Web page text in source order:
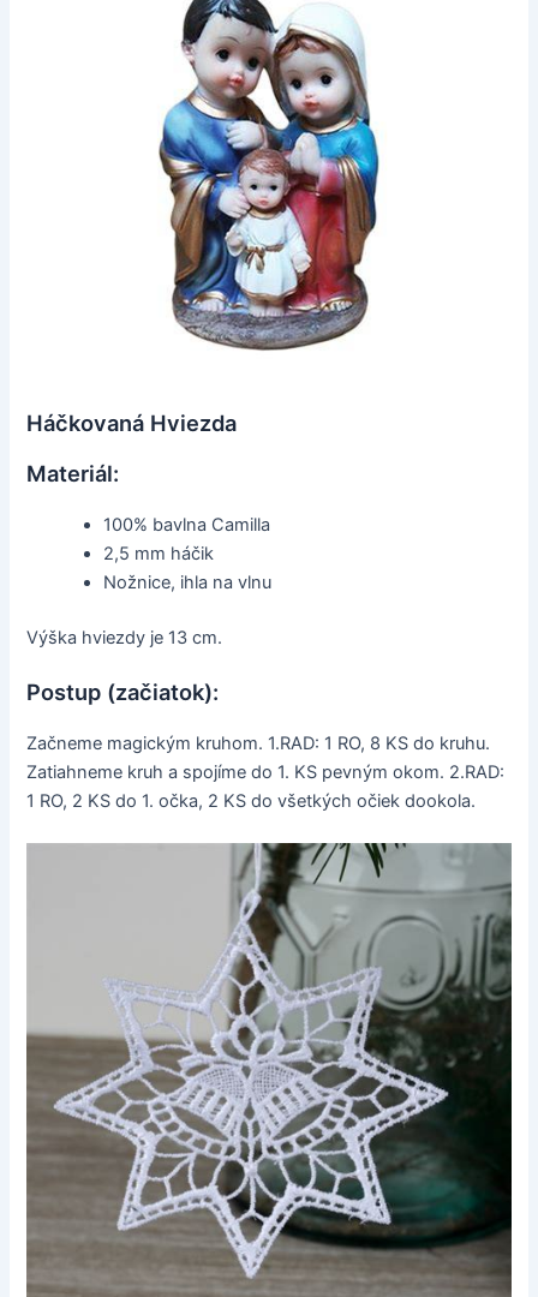
Háčkovaná Hviezda
Materiál:
100% bavlna Camilla
2,5 mm háčik
Nožnice, ihla na vlnu
Výška hviezdy je 13 cm.
Postup (začiatok):
Začneme magickým kruhom. 1.RAD: 1 RO, 8 KS do kruhu.
Zatiahneme kruh a spojíme do 1. KS pevným okom. 2.RAD:
1 RO, 2 KS do 1. očka, 2 KS do všetkých očiek dookola.